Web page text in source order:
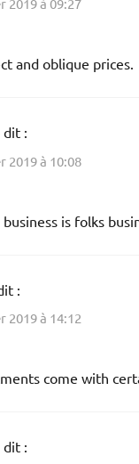
and oblique prices.
dit :
2019 à 10:08
is folks
:
2019 à 14:12
come with
dit :